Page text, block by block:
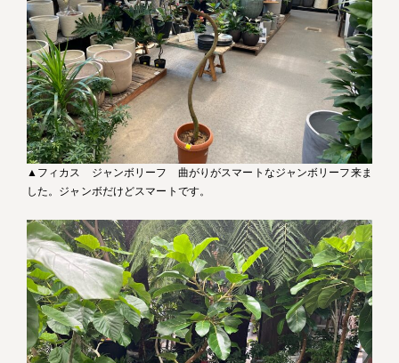
▲フィカス ジャンボリーフ 曲がりがスマートなジャンボリーフ来ま
した。ジャンボだけどスマートです。